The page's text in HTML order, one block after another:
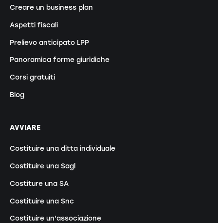
Creare un business plan
Aspetti fiscali
Prelievo anticipato LPP
Panoramica forme giuridiche
Corsi gratuiti
Blog
AVVIARE
Costituire una ditta individuale
Costituire una Sagl
Costiture una SA
Costituire una Snc
Costituire un'associazione